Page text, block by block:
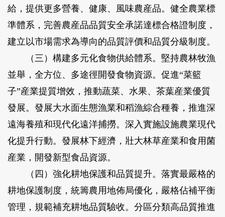
給，提供更多營養、健康、風味農産品。健全農業標
準體系，完善農産品品質安全承諾達標合格證制度，
建立以市場需求為導向的品質評價和品質分級制度。
（三）構建多元化食物供給體系。 堅持農林牧漁
並舉，全方位、多途徑開發食物資源。促進“菜籃
子”産業提質增效，推動蔬菜、水果、茶葉産業優質
發展。發展大水面生態漁業和稻漁綜合種養，推進深
遠海養殖和現代化遠洋捕撈。深入實施設施農業現代
化提升行動。發展林下經濟，壯大林草産業和食用菌
産業，開發新型食品資源。
（四）強化耕地保護和品質提升。 落實最嚴格的
耕地保護制度，統籌農用地佈局優化，嚴格佔補平衡
管理，規範補充耕地品質驗收。分區分類高品質推進